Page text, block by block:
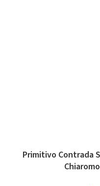
Primitivo Contrada